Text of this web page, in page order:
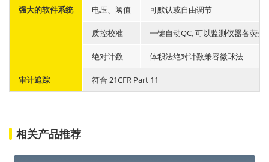
强大的软件系统 电压、阈值 可默认或自由调节
质控校准 一键自动QC, 可以监测仪器各荧
绝对计数 体积法绝对计数兼容微球法
审计追踪 符合 21CFR Part 11
相关产品推荐